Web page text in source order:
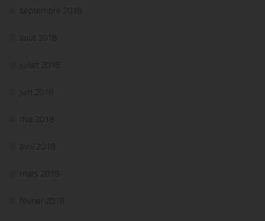
septembre 2018
août 2018
juillet 2018
juin 2018
mai 2018
avril 2018
mars 2018
février 2018